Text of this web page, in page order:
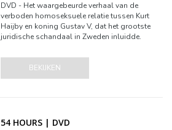
DVD - Het waargebeurde verhaal van de
verboden homoseksuele relatie tussen Kurt
Haijby en koning Gustav V, dat het grootste
juridische schandaal in Zweden inluidde.
BEKIJKEN
54 HOURS | DVD